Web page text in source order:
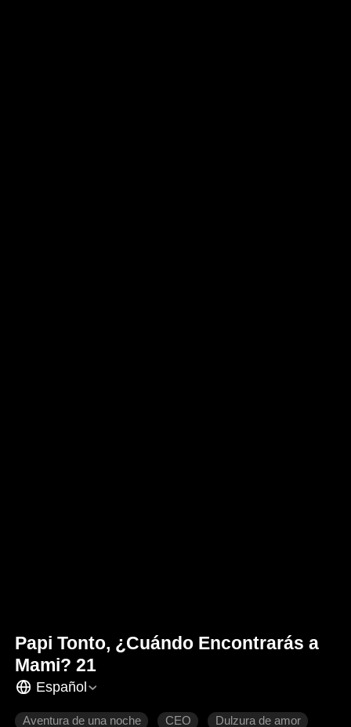
Papi Tonto, ¿Cuándo Encontrarás a
Mami? 21
Español
Aventura de una noche CEO Dulzura de amor